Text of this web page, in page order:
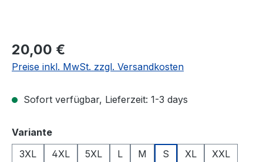
Regulärer Preis:
20,00 €
Preise inkl. MwSt. zzgl. Versandkosten
Sofort verfügbar, Lieferzeit: 1-3 days
Varianteauswählen
3XL
4XL 5XL L M S XL XXL